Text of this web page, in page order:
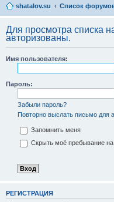
shatalov.su
Список
Для просмотра списка
авторизованы.
Имя пользователя:
Пароль:
Забыли пароль?
Повторно выслать письмо для
Запомнить меня
Скрыть моё пребывание
РЕГИСТРАЦИЯ